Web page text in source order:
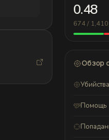
0.48
674 / 1,410
Обзор
Убийства
Помощь